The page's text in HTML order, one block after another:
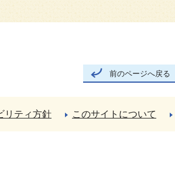
前のページへ戻る
リティ方針 このサイトについて